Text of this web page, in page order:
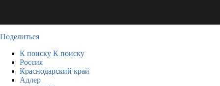
Поделиться
К поиску К поиску
Россия
Краснодарский край
Адлер